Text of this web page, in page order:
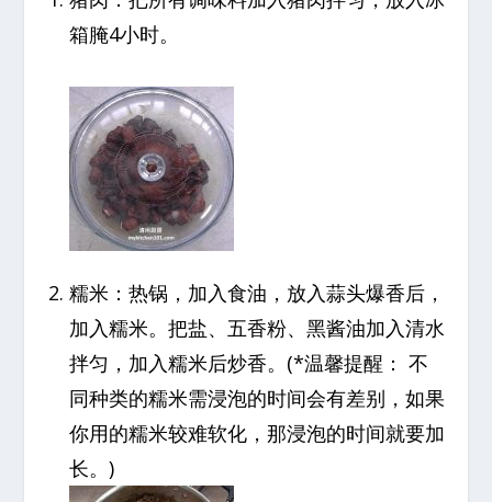
箱腌4小时。
糯米：热锅，加入食油，放入蒜头爆香后，
加入糯米。把盐、五香粉、黑酱油加入清水
拌匀，加入糯米后炒香。(*温馨提醒： 不
同种类的糯米需浸泡的时间会有差别，如果
你用的糯米较难软化，那浸泡的时间就要加
长。)